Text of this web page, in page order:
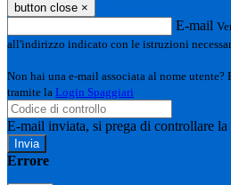
button close ×
E-mail
all'indirizzo indicato con le istruzioni
Non hai una e-mail associata al nome utente?
tramite la Login Spaggiari
E-mail inviata, si prega di controllare la
Errore